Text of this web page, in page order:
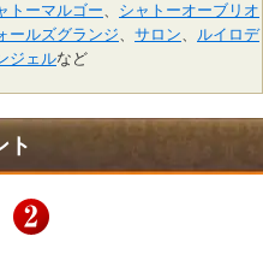
トーマルゴー、 シャトーオーブリオ
ールズグランジ、 サロン、 ルイロデ
ジェルなど
ト